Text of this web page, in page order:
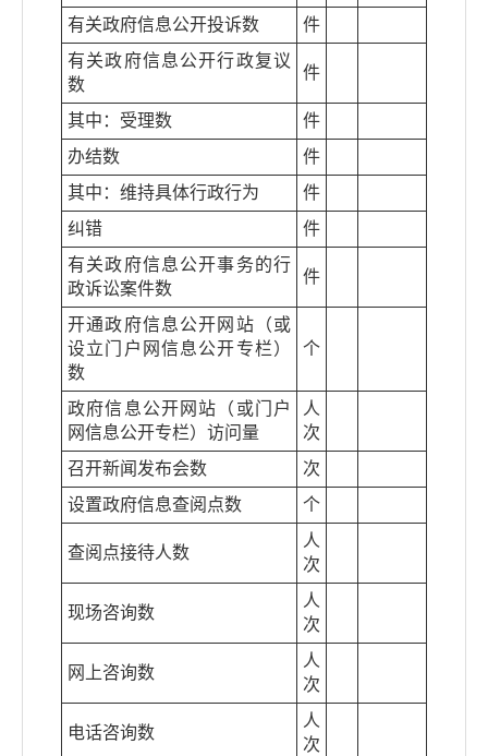
有关政府信息公开投诉数
件
有关政府信息公开行政复议
数
件
其中：受理数
件
办结数
件
其中：维持具体行政行为
件
纠错
件
有关政府信息公开事务的行
政诉讼案件数
件
开通政府信息公开网站（或
设立门户网信息公开专栏）
数
个
政府信息公开网站（或门户
网信息公开专栏）访问量
人
次
召开新闻发布会数
次
设置政府信息查阅点数
个
查阅点接待人数
人
次
现场咨询数
人
次
网上咨询数
人
次
电话咨询数
人
次